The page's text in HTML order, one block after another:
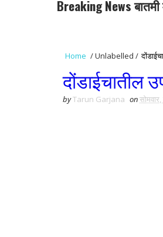
Breaking News
Home /Unlabelled /
दोंडाईचातील
byTarun Garjana on